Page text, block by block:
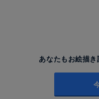
あなたもお絵描